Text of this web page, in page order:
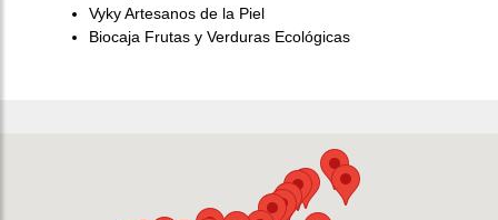
Vyky Artesanos de la Piel
Biocaja Frutas y Verduras Ecológicas